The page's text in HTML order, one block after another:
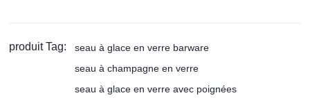
produit Tag:
seau à glace en verre barware
seau à champagne en verre
seau à glace en verre avec poignées